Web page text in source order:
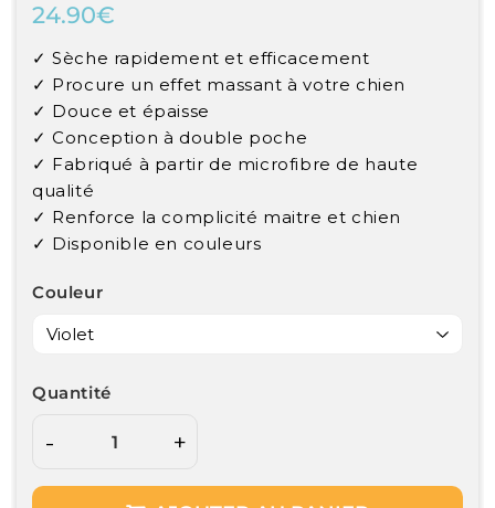
24.90€
price
✓ Sèche rapidement et efficacement
✓ Procure un effet massant à votre chien
✓ Douce et épaisse
✓ Conception à double poche
✓ Fabriqué à partir de microfibre de haute
qualité
✓ Renforce la complicité maitre et chien
✓ Disponible en couleurs
Couleur
Quantité
- +